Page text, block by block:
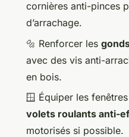
cornières anti-pinces
d’arrachage.
🔩 Renforcer les
avec des vis anti-
en bois.
🪟 Équiper les
volets roulants anti-
motorisés si possible.